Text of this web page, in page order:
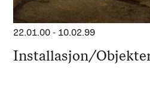
22.01.00 - 10.02.99
Installasjon/